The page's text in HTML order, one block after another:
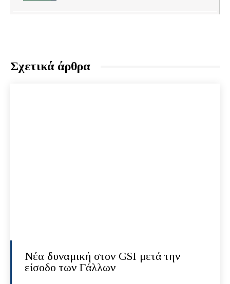
Σχετικά άρθρα
Νέα δυναμική στον GSI μετά την
είσοδο των Γάλλων